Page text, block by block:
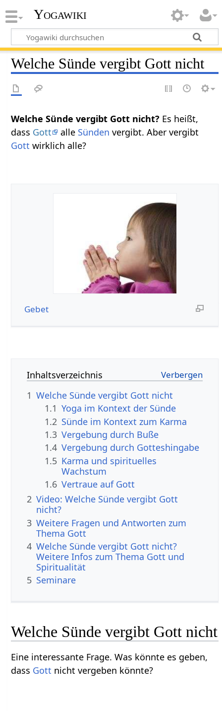
Yogawiki
Welche Sünde vergibt Gott nicht
Welche Sünde vergibt Gott nicht? Es heißt,
dass Gott alle Sünden vergibt. Aber vergibt
Gott wirklich alle?
Gebet
Inhaltsverzeichnis
1 Welche Sünde vergibt Gott nicht
1.1 Yoga im Kontext der Sünde
1.2 Sünde im Kontext zum Karma
1.3 Vergebung durch Buße
1.4 Vergebung durch Gotteshingabe
1.5 Karma und spirituelles
Wachstum
1.6 Vertraue auf Gott
2 Video: Welche Sünde vergibt Gott
nicht?
3 Weitere Fragen und Antworten zum
Thema Gott
4 Welche Sünde vergibt Gott nicht?
Weitere Infos zum Thema Gott und
Spiritualität
5 Seminare
Welche Sünde vergibt Gott nicht
Eine interessante Frage. Was könnte es geben,
dass Gott nicht vergeben könnte?